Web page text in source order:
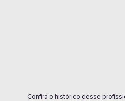
Confira o histórico desse